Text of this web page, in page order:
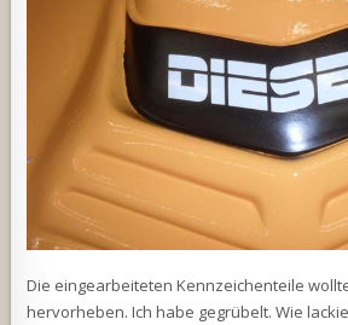
Die eingearbeiteten Kennzeichenteile
hervorheben. Ich habe gegrübelt. Wie